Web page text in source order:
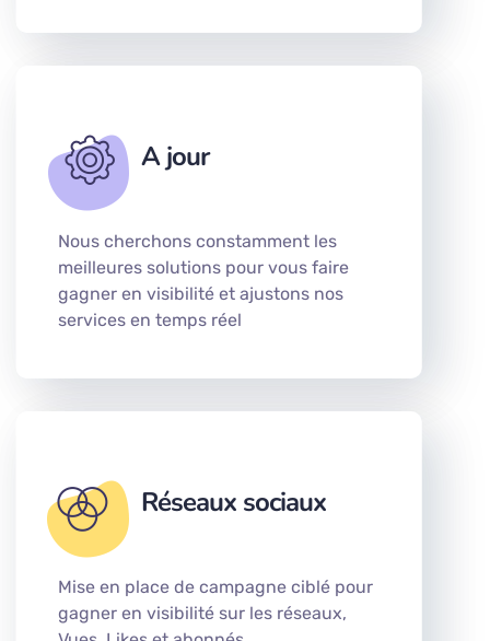
A jour
Nous cherchons constamment les
meilleures solutions pour vous faire
gagner en visibilité et ajustons nos
services en temps réel
Réseaux sociaux
Mise en place de campagne ciblé pour
gagner en visibilité sur les réseaux,